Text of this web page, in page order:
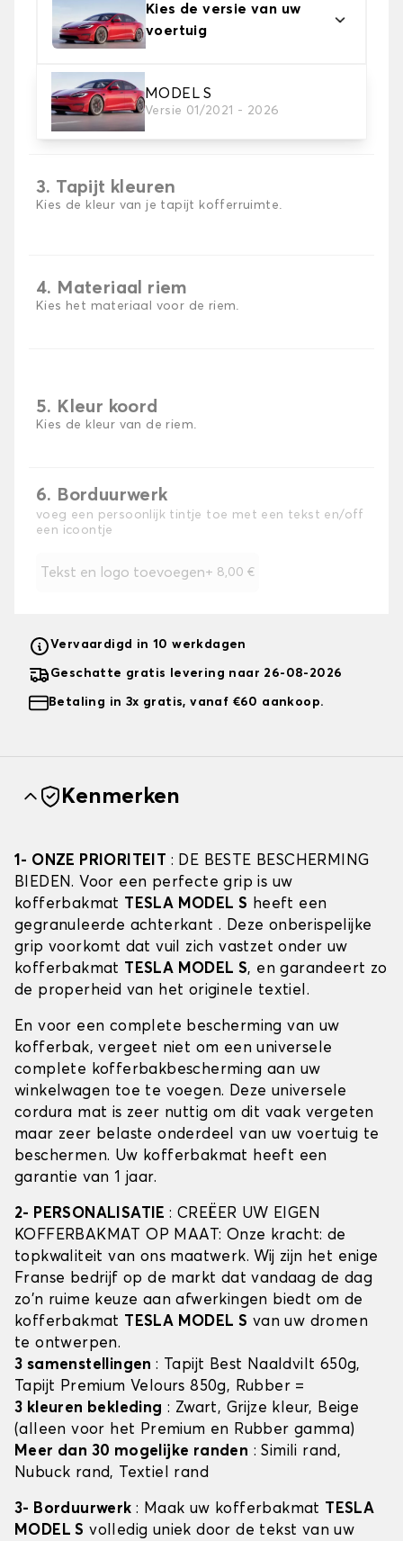
Kies de versie van uw
voertuig
MODEL S
Versie 01/2021 - 2026
2. Materiaal
Kies het materiaal van uw kofferbakmat
3. Tapijt kleuren
Kies de kleur van je tapijt kofferruimte.
4. Materiaal riem
Kies het materiaal voor de riem.
5. Kleur koord
Kies de kleur van de riem.
6. Borduurwerk
voeg een persoonlijk tintje toe met een tekst en/off
een icoontje
Tekst en logo toevoegen+ 8,00 €
Vervaardigd in 10 werkdagen
Geschatte gratis levering naar 26-08-2026
Betaling in 3x gratis, vanaf €60 aankoop.
Kenmerken
1- ONZE PRIORITEIT : DE BESTE BESCHERMING
BIEDEN. Voor een perfecte grip is uw
kofferbakmat
TESLA MODEL S heeft een
gegranuleerde achterkant . Deze onberispelijke
grip voorkomt dat vuil zich vastzet onder uw
kofferbakmat
TESLA MODEL S, en garandeert zo
de properheid van het originele textiel.
En voor een complete bescherming van uw
kofferbak, vergeet niet om een universele
complete kofferbakbescherming aan uw
winkelwagen toe te voegen. Deze universele
cordura mat is zeer nuttig om dit vaak vergeten
maar zeer belaste onderdeel van uw voertuig te
beschermen. Uw kofferbakmat heeft een
garantie van 1 jaar.
2- PERSONALISATIE: CREËER UW EIGEN
KOFFERBAKMAT OP MAAT: Onze kracht: de
topkwaliteit van ons maatwerk. Wij zijn het enige
Franse bedrijf op de markt dat vandaag de dag
zo'n ruime keuze aan afwerkingen biedt om de
kofferbakmat
TESLA MODEL S van uw dromen
te ontwerpen.
3 samenstellingen: Tapijt Best Naaldvilt 650g,
Tapijt Premium Velours 850g, Rubber =
3 kleuren bekleding : Zwart, Grijze kleur, Beige
(alleen voor het Premium en Rubber gamma)
Meer dan 30 mogelijke randen : Simili rand,
Nubuck rand, Textiel rand
3- Borduurwerk : Maak uw kofferbakmat
TESLA
MODEL S volledig uniek door de tekst van uw